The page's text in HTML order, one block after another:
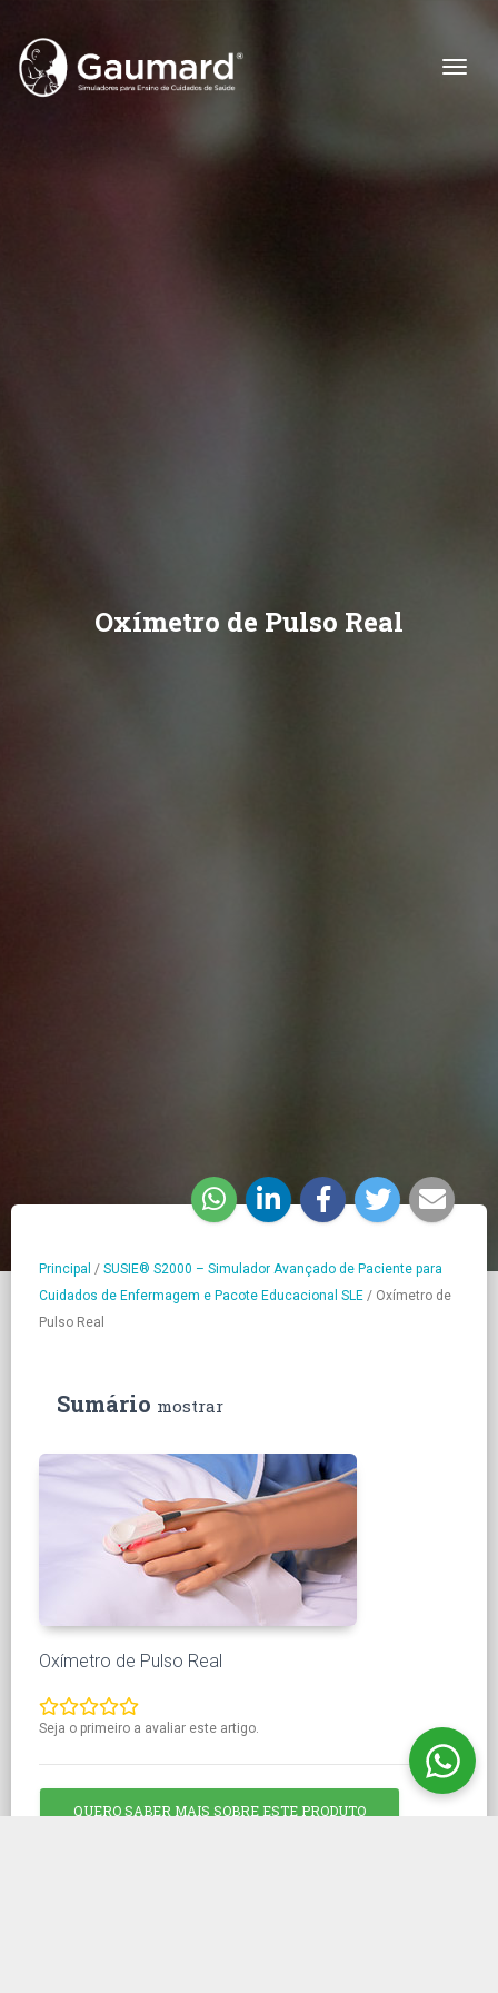
Oxímetro de Pulso Real
Principal / SUSIE® S2000 – Simulador Avançado de Paciente para
Cuidados de Enfermagem e Pacote Educacional SLE / Oxímetro de
Pulso Real
Sumário mostrar
Oxímetro de Pulso Real
Seja o primeiro a avaliar este artigo.
QUERO SABER MAIS SOBRE ESTE PRODUTO